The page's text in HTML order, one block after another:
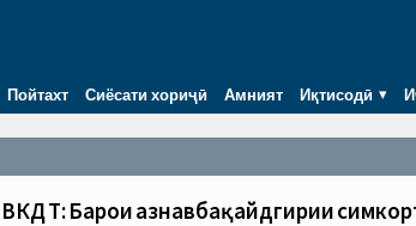
Пойтахт Сиёсати хориҷӣ Амният Иқтисодӣ
ВКД ҶТ: Барои азнавбақайдгирии